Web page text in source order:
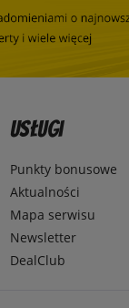
Usługi
Punkty bonusowe
Aktualności
Mapa serwisu
Newsletter
DealClub